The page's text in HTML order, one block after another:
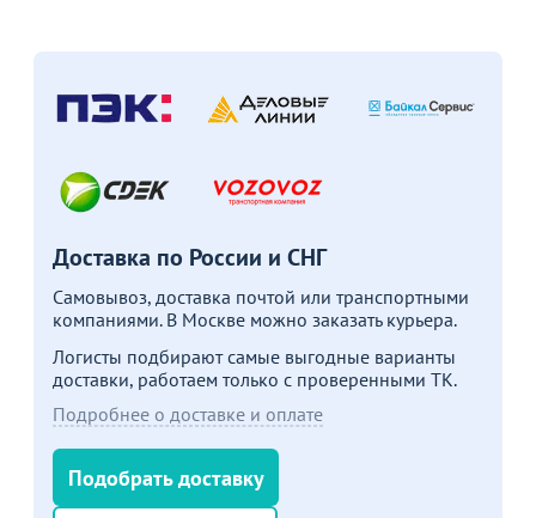
Доставка по России и СНГ
Самовывоз, доставка почтой или транспортными
компаниями. В Москве можно заказать курьера.
Логисты подбирают самые выгодные варианты
доставки, работаем только с проверенными ТК.
Подробнее о доставке и оплате
Подобрать доставку